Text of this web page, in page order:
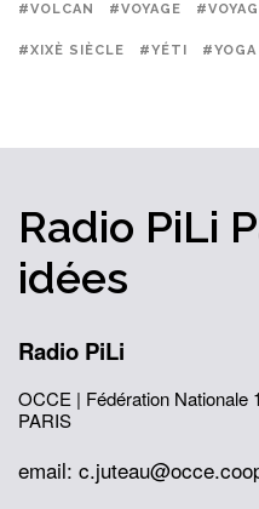
#VOLCAN #VOYAGE
#XIXÈ SIÈCLE #YÉTI #YOGA
Radio PiLi
idées
Radio PiLi
OCCE | Fédération Nationale
PARIS
email: